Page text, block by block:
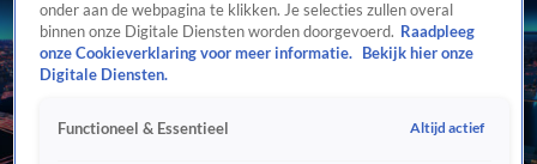
onder aan de webpagina te klikken. Je selecties zullen overal
binnen onze Digitale Diensten worden doorgevoerd. Raadpleeg
onze Cookieverklaring voor meer informatie.
Bekijk hier onze
Digitale Diensten.
Functioneel & Essentieel Altijd actief